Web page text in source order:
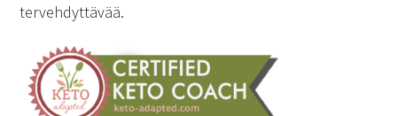
tervehdyttävää.